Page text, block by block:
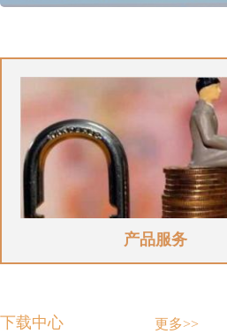
产品服务
下载中心 更多>>